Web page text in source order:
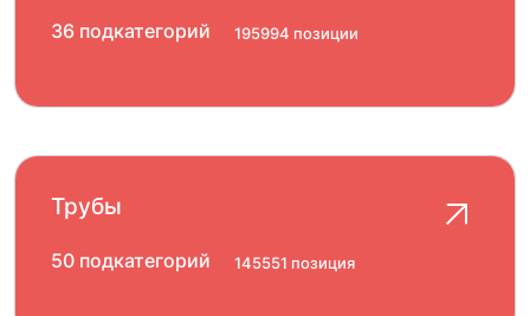
36 подкатегорий 195994 позиции
Трубы
50 подкатегорий 145551 позиция